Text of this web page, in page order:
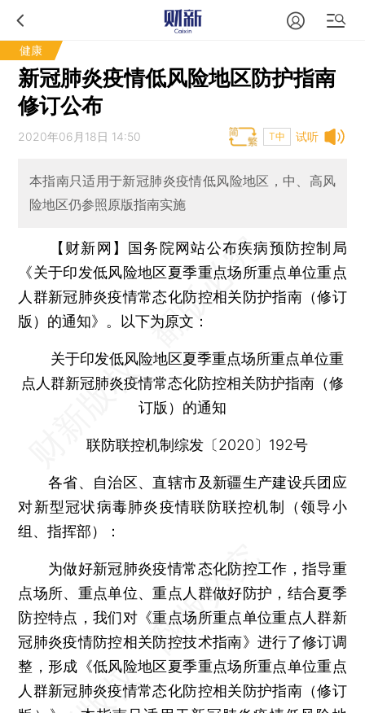
健康
新冠肺炎疫情低风险地区防护指南
修订公布
试听
2020年06月18日 14:50 T中
本指南只适用于新冠肺炎疫情低风险地区，中、高风
险地区仍参照原版指南实施
【财新网】 国务院网站公布疾病预防控制局
《关于印发低风险地区夏季重点场所重点单位重点
人群新冠肺炎疫情常态化防控相关防护指南（修订
版）的通知》。以下为原文：
关于印发低风险地区夏季重点场所重点单位重
点人群新冠肺炎疫情常态化防控相关防护指南（修
订版）的通知
联防联控机制综发〔2020〕192号
各省、自治区、直辖市及新疆生产建设兵团应
对新型冠状病毒肺炎疫情联防联控机制（领导小
组、指挥部）：
为做好新冠肺炎疫情常态化防控工作，指导重
点场所、重点单位、重点人群做好防护，结合夏季
防控特点，我们对《重点场所重点单位重点人群新
冠肺炎疫情防控相关防控技术指南》进行了修订调
整，形成《低风险地区夏季重点场所重点单位重点
人群新冠肺炎疫情常态化防控相关防护指南（修订